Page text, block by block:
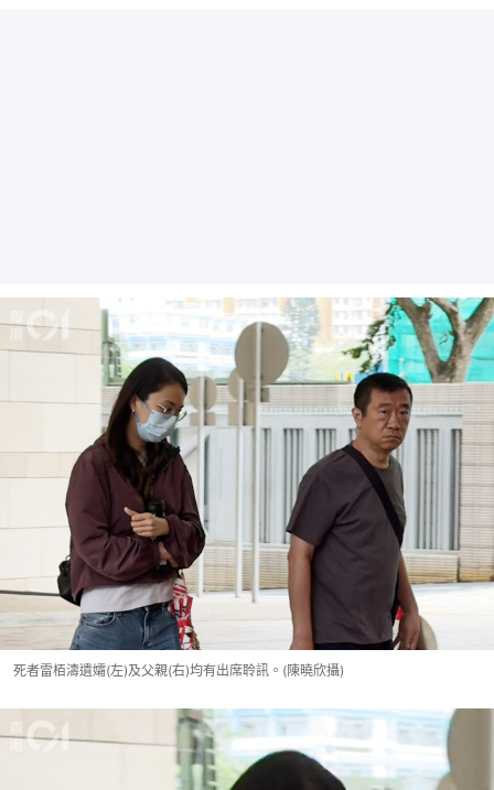
死者雷栢濤遺孀(左)及父親(右)均有出席聆訊。(陳曉欣攝)